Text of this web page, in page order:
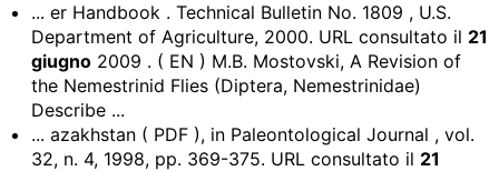
... er Handbook . Technical Bulletin No. 1809 , U.S.
Department of Agriculture, 2000. URL consultato il 21
giugno 2009 . ( EN ) M.B. Mostovski, A Revision of
the Nemestrinid Flies (Diptera, Nemestrinidae)
Describe ...
... azakhstan ( PDF ), in Paleontological Journal , vol.
32, n. 4, 1998, pp. 369-375. URL consultato il 21